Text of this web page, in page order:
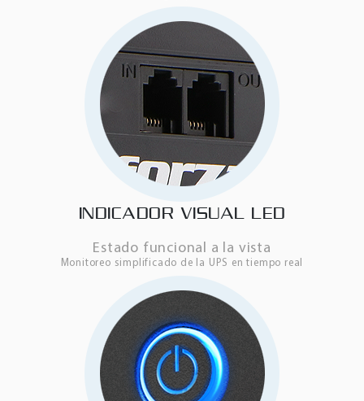
INDICADOR VISUAL LED
Estado funcional a la vista
Monitoreo simplificado de la UPS en tiempo real